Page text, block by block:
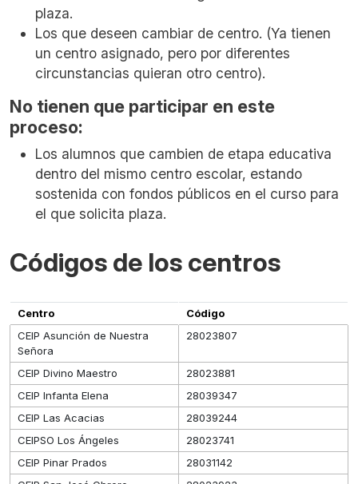
plaza.
Los que deseen cambiar de centro. (Ya tienen
un centro asignado, pero por diferentes
circunstancias quieran otro centro).
No tienen que participar en este
proceso:
Los alumnos que cambien de etapa educativa
dentro del mismo centro escolar, estando
sostenida con fondos públicos en el curso para
el que solicita plaza.
Códigos de los centros
Centro
Código
CEIP Asunción de Nuestra
Señora
28023807
CEIP Divino Maestro
28023881
CEIP Infanta Elena
28039347
CEIP Las Acacias
28039244
CEIPSO Los Ángeles
28023741
CEIP Pinar Prados
28031142